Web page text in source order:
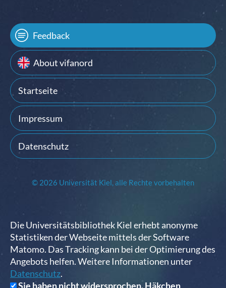
Feedback
About vifanord
Startseite
Impressum
Datenschutz
© 2026 Universität Kiel, alle Rechte vorbehalten
Die Universitätsbibliothek Kiel erhebt anonyme
Statistiken der Webseite mittels der Software
Matomo. Das Tracking kann bei der Optimierung des
Angebots helfen. Weitere Informationen unter
Datenschutz.
Sie haben nicht widersprochen. Häkchen